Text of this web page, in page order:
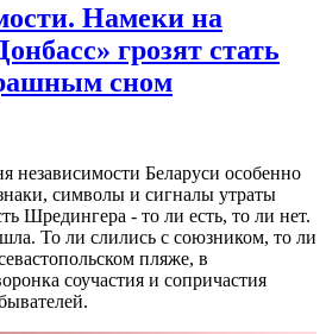
Намеки на
грозят стать
сном
независимости Беларуси особенно
символы и сигналы утраты
Шредингера - то ли есть, то ли нет.
То ли слились с союзником, то ли
пляже, в
соучастия и сопричастия